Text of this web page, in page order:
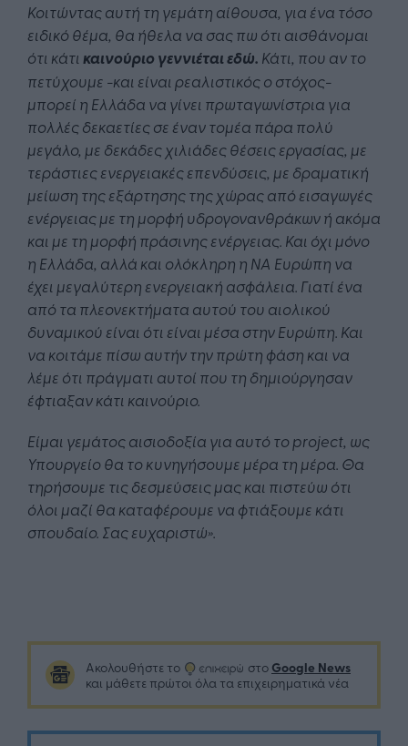
Κοιτώντας αυτή τη γεμάτη αίθουσα, για ένα τόσο
ειδικό θέμα, θα ήθελα να σας πω ότι αισθάνομαι
ότι κάτι καινούριο γεννιέται εδώ. Κάτι, που αν το
πετύχουμε -και είναι ρεαλιστικός ο στόχος-
μπορεί η Ελλάδα να γίνει πρωταγωνίστρια για
πολλές δεκαετίες σε έναν τομέα πάρα πολύ
μεγάλο, με δεκάδες χιλιάδες θέσεις εργασίας, με
τεράστιες ενεργειακές επενδύσεις, με δραματική
μείωση της εξάρτησης της χώρας από εισαγωγές
ενέργειας με τη μορφή υδρογονανθράκων ή ακόμα
και με τη μορφή πράσινης ενέργειας. Και όχι μόνο
η Ελλάδα, αλλά και ολόκληρη η ΝΑ Ευρώπη να
έχει μεγαλύτερη ενεργειακή ασφάλεια. Γιατί ένα
από τα πλεονεκτήματα αυτού του αιολικού
δυναμικού είναι ότι είναι μέσα στην Ευρώπη. Και
να κοιτάμε πίσω αυτήν την πρώτη φάση και να
λέμε ότι πράγματι αυτοί που τη δημιούργησαν
έφτιαξαν κάτι καινούριο.
Είμαι γεμάτος αισιοδοξία για αυτό τοproject, ως
Υπουργείο θα το κυνηγήσουμε μέρα τη μέρα. Θα
τηρήσουμε τις δεσμεύσεις μας και πιστεύω ότι
όλοι μαζί θα καταφέρουμε να φτιάξουμε κάτι
σπουδαίο. Σας ευχαριστώ».
Ακολουθήστε το στο Google News
και μάθετε πρώτοι όλα τα επιχειρηματικά νέα